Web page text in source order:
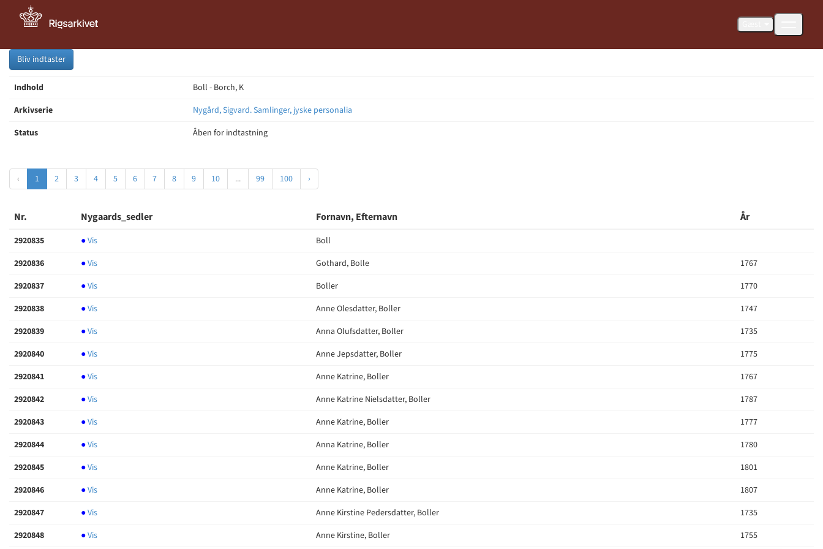
Bliv indtaster
Indhold
Boll - Borch, K
Arkivserie
Nygård, Sigvard. Samlinger, jyske personalia
Status
Åben for indtastning
‹ 1 2 3 4 5 6 7 8 9 10 ... 99 100 ›
Nr. Nygaards_sedler Fornavn, Efternavn År
2920835 ●Vis
Boll
2920836
●Vis Gothard, Bolle
1767
2920837
●Vis Boller
1770
2920838
●Vis Anne Olesdatter, Boller
1747
2920839
●Vis Anna Olufsdatter, Boller
1735
2920840
●Vis Anne Jepsdatter, Boller
1775
2920841
●Vis Anne Katrine, Boller
1767
2920842
●Vis Anne Katrine Nielsdatter, Boller
1787
2920843
●Vis Anne Katrine, Boller
1777
2920844
●Vis Anna Katrine, Boller
1780
2920845
●Vis Anne Katrine, Boller
1801
2920846
●Vis Anne Katrine, Boller
1807
2920847
●Vis Anne Kirstine Pedersdatter, Boller
1735
2920848
●Vis Anne Kirstine, Boller 1755